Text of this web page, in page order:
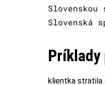
Slovenská
klientka stratila